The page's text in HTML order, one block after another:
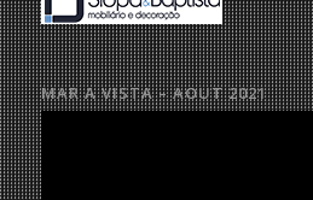
MAR A VISTA – AOUT 2021